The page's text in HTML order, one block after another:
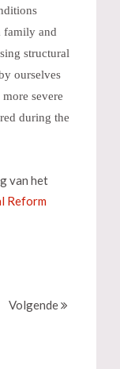
family and
structural
ourselves
severe
during the
van het
Reform
Volgende